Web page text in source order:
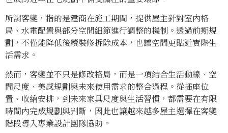
所謂客變，指的是建商在施工期間，提供屋主針對室內格
局、水電配置與部分空間細節進行調整的機制。透過前期規
劃，不僅能降低後續裝修拆除成本，也讓空間更貼近實際生
活需求。
然而，客變並不只是修改格局，而是一項結合生活動線、空
間尺度、美感規劃與未來使用需求的整合過程。從插座位
置、收納安排，到未來家具尺度與生活習慣，都需要在有限
時間內完成規劃與判斷，因此也讓越來越多屋主選擇在客變
階段導入專業設計團隊協助。